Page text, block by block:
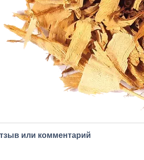
или комментарий